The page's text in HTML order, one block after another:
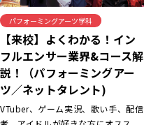
パフォーミングアーツ学科
【来校】よくわかる！イン
フルエンサー業界&コース解
説！（パフォーミングアー
ツ／ネットタレント)
VTuber、ゲーム実況、歌い手、配信